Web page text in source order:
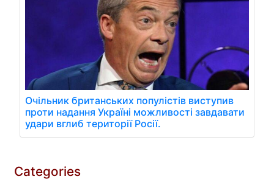
Очільник британських популістів виступив
проти надання Україні можливості завдавати
удари вглиб території Росії.
Categories